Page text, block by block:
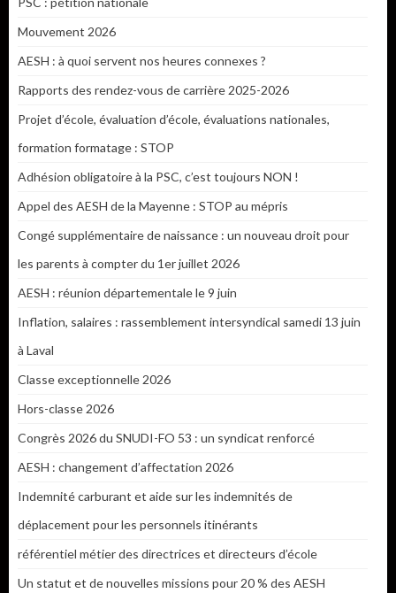
Mouvement 2026
AESH : à quoi servent nos heures connexes ?
Rapports des rendez-vous de carrière 2025-2026
Projet d’école, évaluation d’école, évaluations nationales,
formation formatage : STOP
Adhésion obligatoire à la PSC, c’est toujours NON !
Appel des AESH de la Mayenne : STOP au mépris
Congé supplémentaire de naissance : un nouveau droit pour
les parents à compter du 1er juillet 2026
AESH : réunion départementale le 9 juin
Inflation, salaires : rassemblement intersyndical samedi 13 juin
à Laval
Classe exceptionnelle 2026
Hors-classe 2026
Congrès 2026 du SNUDI-FO 53 : un syndicat renforcé
AESH : changement d’affectation 2026
Indemnité carburant et aide sur les indemnités de
déplacement pour les personnels itinérants
référentiel métier des directrices et directeurs d’école
Un statut et de nouvelles missions pour 20 % des AESH